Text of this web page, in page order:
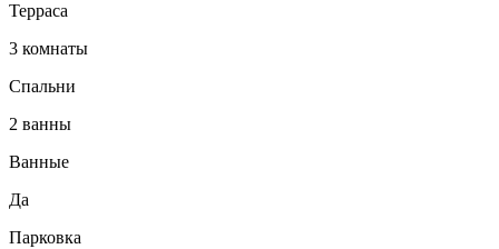
Терраса
3 комнаты
Спальни
2 ванны
Ванные
Да
Парковка